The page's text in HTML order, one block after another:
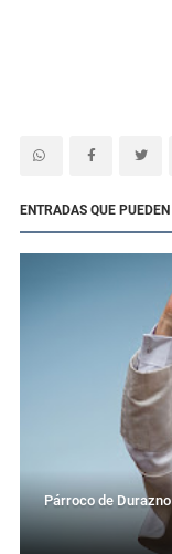
ENTRADAS QUE
Párroco de